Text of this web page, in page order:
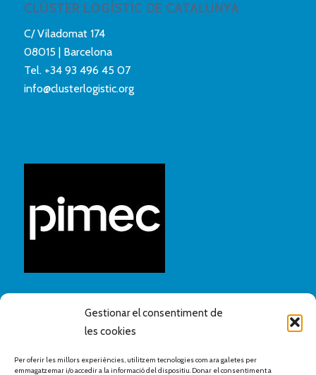
Gestionar el consentiment de
les cookies
Per oferir les millors experiències, utilitzem tecnologies com ara galetes per
emmagatzemar i/o accedir a la informació del dispositiu. Donar el consentiment a
CLÚSTER LOGÍSTIC DE CATALUNYA
C/ Viladomat 174
08015 | Barcelona
Tel. +34 93 496 45 07
info@clusterlogistic.org